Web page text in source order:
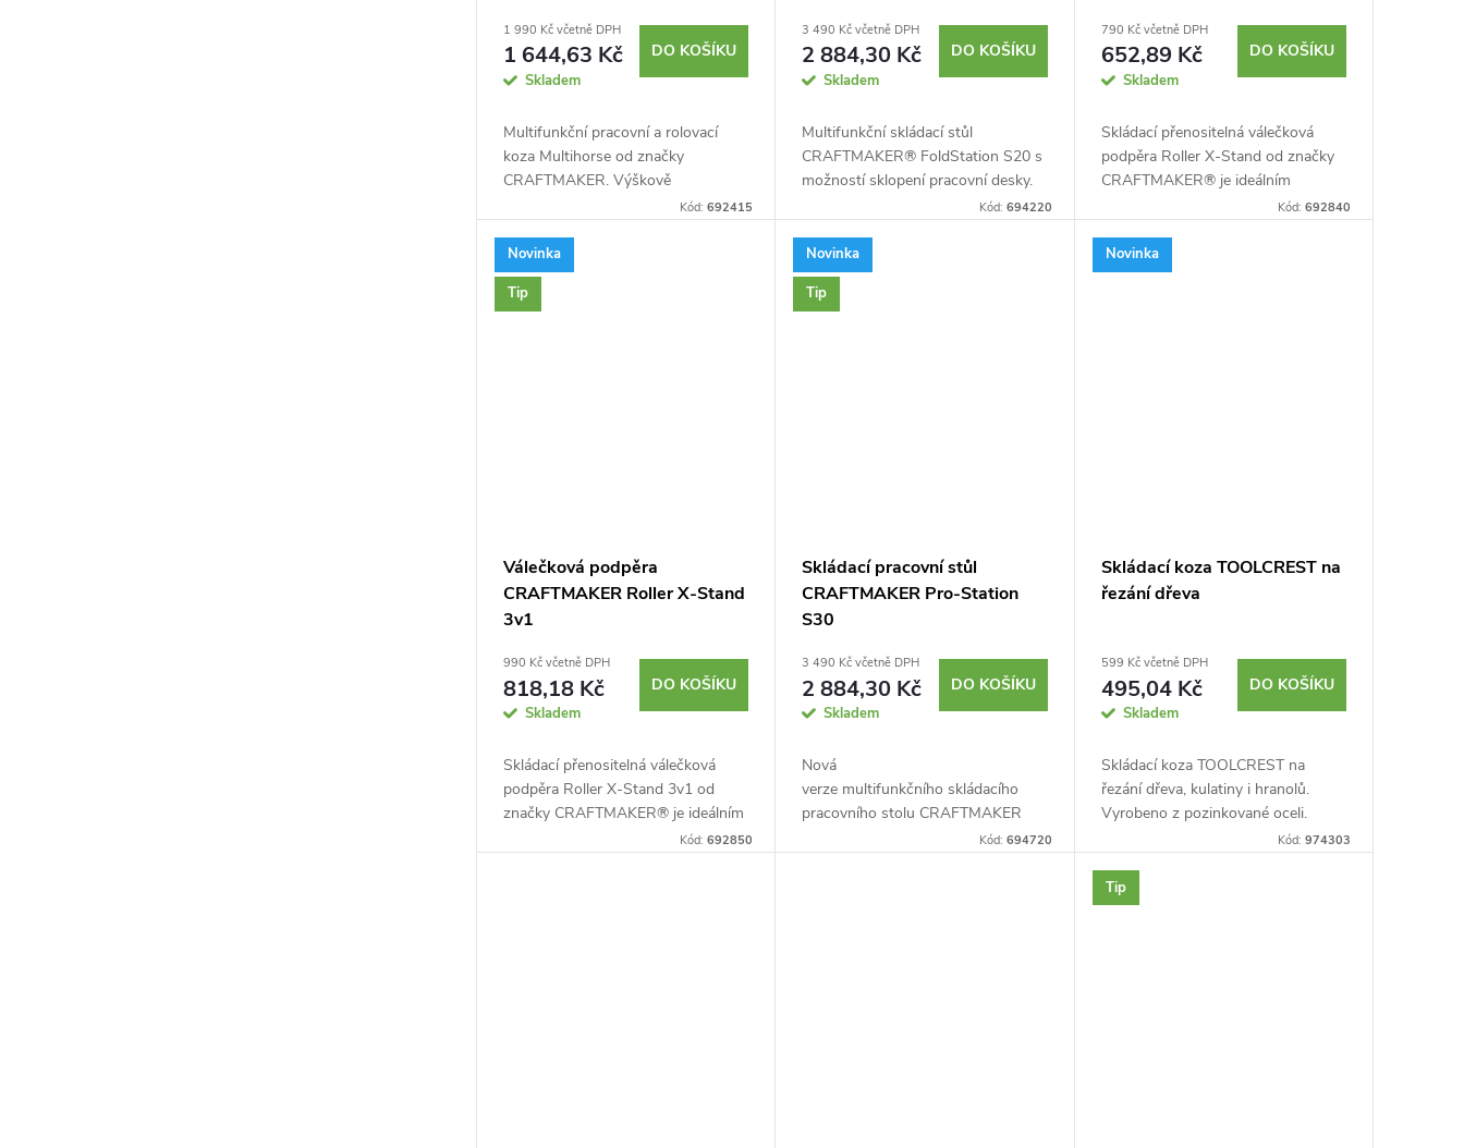
1 990 Kč včetně DPH
1 644,63 Kč
Skladem
DO KOŠÍKU
Multifunkční pracovní a rolovací
koza Multihorse od značky
CRAFTMAKER. Výškově
nastavitelná. 4 funkce – lze
pevným podstavcem, rolovací
kozu,...
Kód:692415
3 490 Kč včetně DPH
2 884,30 Kč
Skladem
DO KOŠÍKU
Multifunkční skládací stůl
CRAFTMAKER® FoldStation S20 s
možností sklopení pracovní desky.
Ocelová konstrukce, výškově
prostor, MDF pracovní deska....
Kód: 694220
790 Kč včetně DPH
652,89 Kč
Skladem
DO KOŠÍKU
Skládací přenositelná válečková
podpěra Roller X-Stand od značky
CRAFTMAKER® je ideálním
pomocníkem při práci s dlouhým
dřevěná prkna, ocelové...
Kód: 692840
Novinka
Tip
Válečková podpěra
CRAFTMAKER Roller X-Stand
3v1
990 Kč včetně DPH
818,18 Kč
Skladem
DO KOŠÍKU
Skládací přenositelná válečková
podpěra Roller X-Stand 3v1 od
značky CRAFTMAKER® je ideálním
pomocníkem při práci s dlouhým
Kód:692850
Novinka
Tip
Skládací pracovní stůl
CRAFTMAKER Pro-Station
S30
3 490 Kč včetně DPH
2 884,30 Kč
Skladem
DO KOŠÍKU
Nová
verze multifunkčního skládacího
pracovního stolu CRAFTMAKER
Pro Station S30 s výměnnou
Kód: 694720
Novinka
Skládací koza TOOLCREST na
řezání dřeva
599 Kč včetně DPH
495,04 Kč
Skladem
DO KOŠÍKU
Skládací koza TOOLCREST na
řezání dřeva, kulatiny i hranolů.
Vyrobeno z pozinkované oceli.
Spojeno ocelovými šrouby. Zuby v
kulatiny. Lze...
Kód: 974303
Tip